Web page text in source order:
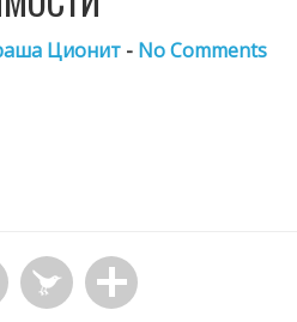
Ционит - No Comments